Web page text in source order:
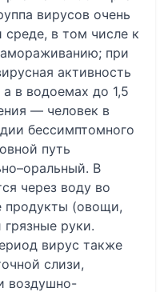
вирусов очень
в том числе к
при
активность
в водоемах до 1,5
— человек в
бессимптомного
путь
В
через воду во
продукты (овощи,
руки.
вирус также
слизи,
воздушно-